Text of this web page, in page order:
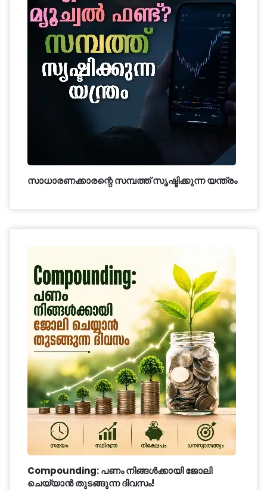
സാധാരണക്കാരന്റെ സമ്പത്ത് സൃഷ്ടിക്കുന്ന യന്ത്രം
Compounding: പണം നിങ്ങൾക്കായി ജോലി
ചെയ്യാൻ തുടങ്ങുന്ന ദിവസം!